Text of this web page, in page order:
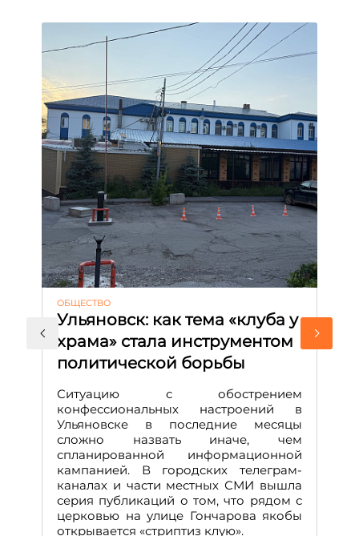
ОБЩЕСТВО
Ульяновск: как тема «клуба у
храма» стала инструментом
политической борьбы
Ситуацию с обострением
конфессиональных настроений в
Ульяновске в последние месяцы
сложно назвать иначе, чем
спланированной информационной
кампанией. В городских телеграм-
каналах и части местных СМИ вышла
серия публикаций о том, что рядом с
церковью на улице Гончарова якобы
открывается «стриптиз клую».